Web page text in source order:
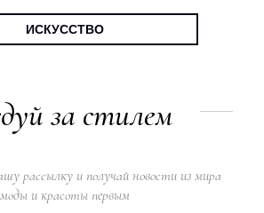
ИСКУССТВО
за стилем
рассылку и получай новости из мира
моды и красоты первым